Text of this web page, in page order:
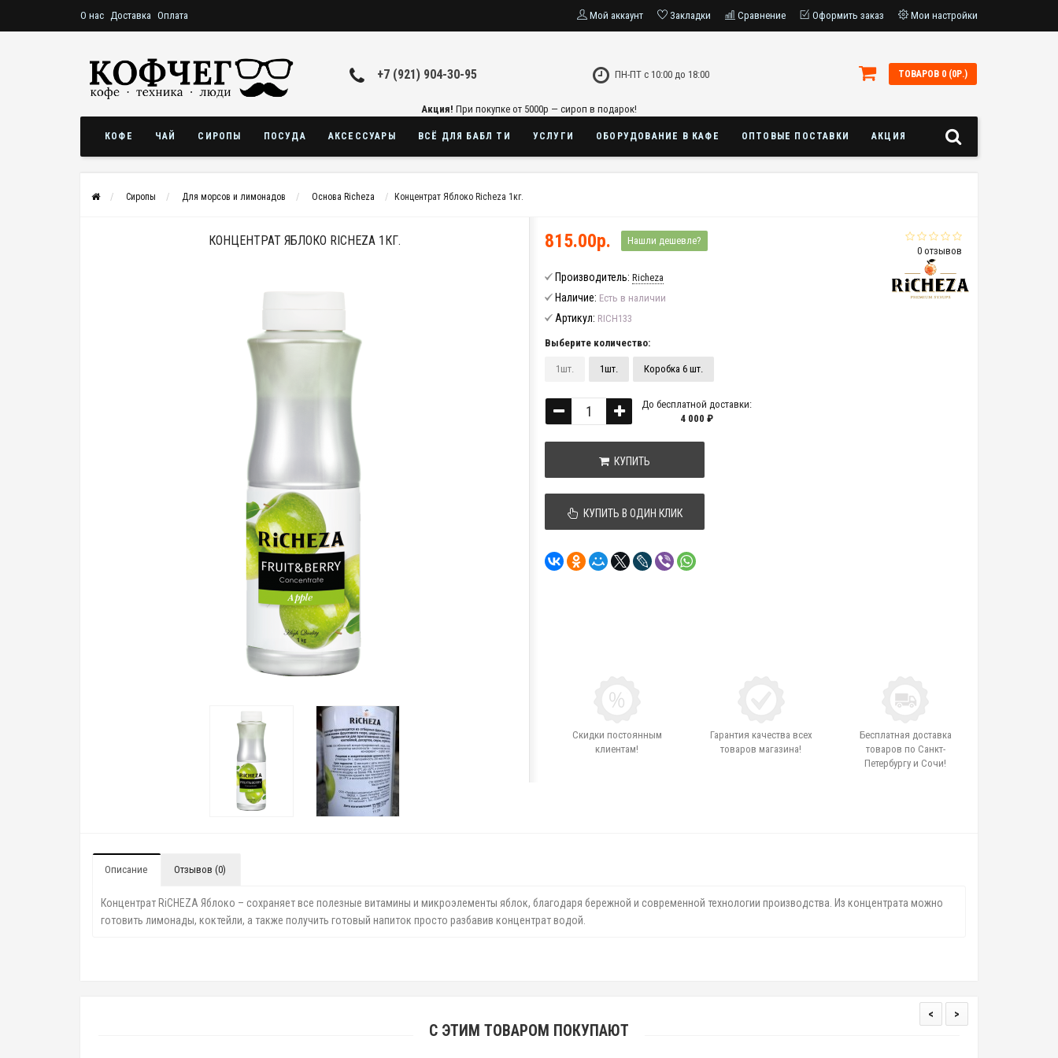
О нас Доставка Оплата Мой аккаунт Закладки Сравнение Оформить заказ Мои настройки
+7 (921) 904-30-95 ПН-ПТ с 10:00 до 18:00 ТОВАРОВ 0 (0Р.)
Акция! При покупке от 5000р — сироп в подарок!
КОФЕ ЧАЙ СИРОПЫ ПОСУДА АКСЕССУАРЫ ВСЁ ДЛЯ БАБЛ ТИ УСЛУГИ ОБОРУДОВАНИЕ В КАФЕ ОПТОВЫЕ ПОСТАВКИ АКЦИЯ
Сиропы Для морсов и лимонадов Основа Richeza Концентрат Яблоко Richeza 1кг.
КОНЦЕНТРАТ ЯБЛОКО RICHEZA 1КГ.
0 отзывов
815.00р. Нашли дешевле?
Производитель: Richeza
Наличие: Есть в наличии
Артикул: RICH133
Выберите количество:
1шт. 1шт. Коробка 6 шт.
До бесплатной доставки:
4 000 ₽
КУПИТЬ
КУПИТЬ В ОДИН КЛИК
Скидки постоянным
клиентам!
Гарантия качества всех
товаров магазина!
Бесплатная доставка
товаров по Санкт-
Петербургу и Сочи!
Описание Отзывов (0)
Концентрат RiCHEZA Яблоко – сохраняет все полезные витамины и микроэлементы яблок, благодаря бережной и современной технологии производства. Из концентрата можно
готовить лимонады, коктейли, а также получить готовый напиток просто разбавив концентрат водой.
С ЭТИМ ТОВАРОМ ПОКУПАЮТ
< >